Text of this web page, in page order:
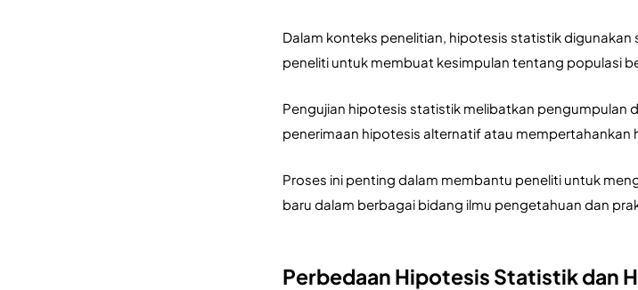
Dalam konteks penelitian, hipotesis statistik
peneliti untuk membuat kesimpulan tentang populasi
Pengujian hipotesis statistik melibatkan pengumpulan
penerimaan hipotesis alternatif atau mempertahankan
Proses ini penting dalam membantu peneliti untuk
baru dalam berbagai bidang ilmu pengetahuan dan
Perbedaan Hipotesis Statistik dan